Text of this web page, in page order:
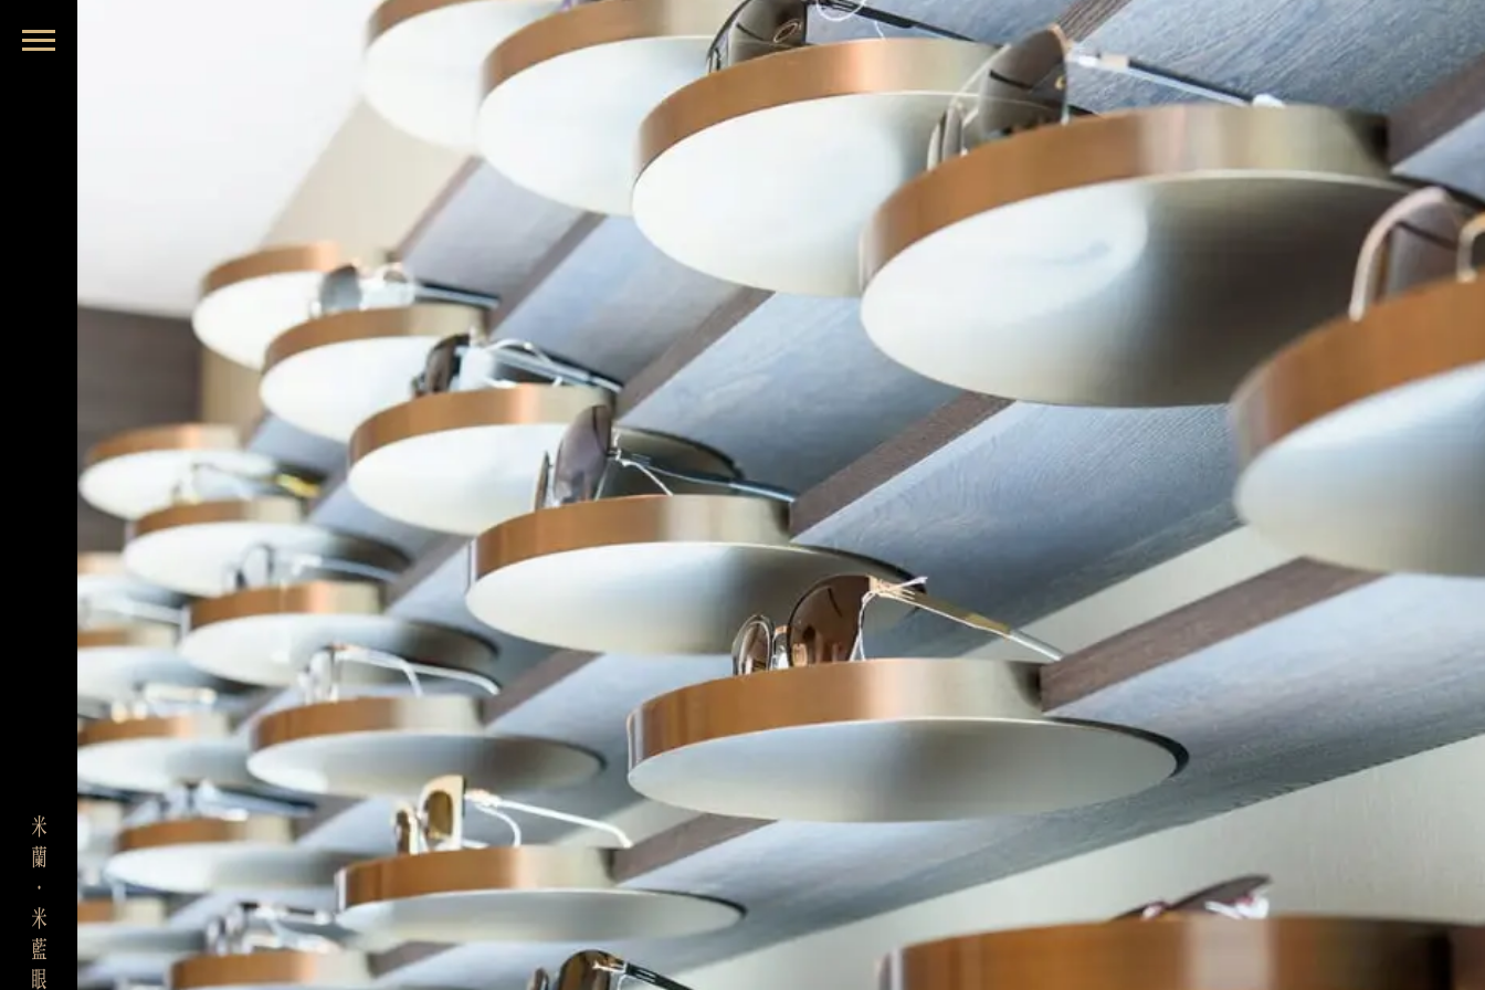
品牌眼鏡、精品墨鏡、名牌太陽眼鏡盡在台北、台中米蘭．米藍眼鏡精品